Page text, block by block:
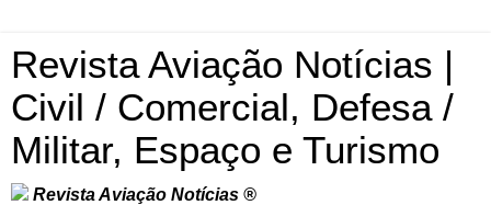
Revista Aviação Notícias |
Civil / Comercial, Defesa /
Militar, Espaço e Turismo
Revista Aviação Notícias ®